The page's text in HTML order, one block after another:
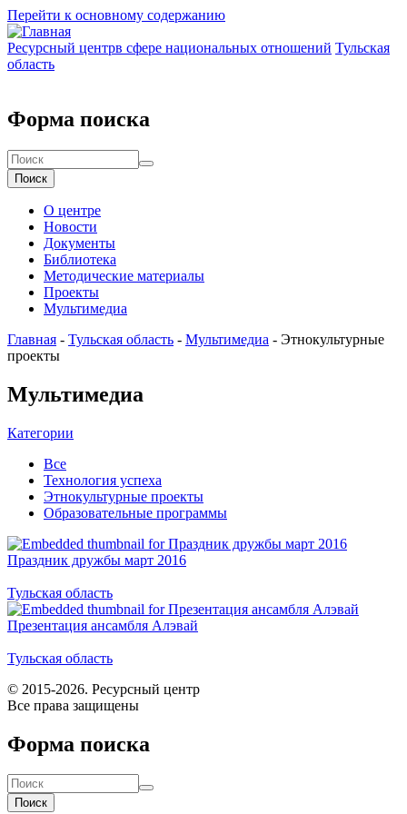
Перейти к основному содержанию
Ресурсный центрв сфере национальных отношений Тульская
область
Форма поиска
Поиск
О центре
Новости
Документы
Библиотека
Методические материалы
Проекты
Мультимедиа
Главная - Тульская область - Мультимедиа - Этнокультурные
проекты
Мультимедиа
Категории
Все
Технология успеха
Этнокультурные проекты
Образовательные программы
Праздник дружбы март 2016
Тульская область
Презентация ансамбля Алэвай
Тульская область
© 2015-2026. Ресурсный центр
Все права защищены
Форма поиска
Поиск